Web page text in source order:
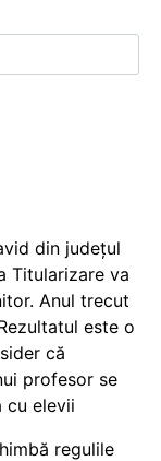
din județul
Titularizare va
Anul trecut
este o
că
profesor se
cu elevii
regulile